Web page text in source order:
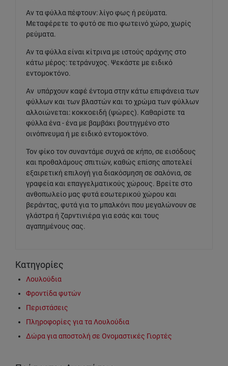
Αν τα φύλλα πέφτουν: λίγο φως ή ρεύματα.
Μεταφέρετε το φυτό σε πιο φωτεινό χώρο, χωρίς
ρεύματα.
Αν τα φύλλα είναι κίτρινα με ιστούς αράχνης στο
κάτω μέρος: τετράνυχος. Ψεκάστε με ειδικό
εντομοκτόνο.
Αν υπάρχουν καφέ έντομα στην κάτω επιφάνεια των
φύλλων και των βλαστών και το χρώμα των φύλλων
αλλοιώνεται: κοκκοειδή (ψώρες). Καθαρίστε τα
φύλλα ένα - ένα με βαμβάκι βουτηγμένο στο
οινόπνευμα ή με ειδικό εντομοκτόνο.
Τον φίκο τον συναντάμε συχνά σε κήπο, σε εισόδους
και προθαλάμους σπιτιών, καθώς επίσης αποτελεί
εξαιρετική επιλογή για διακόσμηση σε σαλόνια, σε
γραφεία και επαγγελματικούς χώρους. Βρείτε στο
ανθοπωλείο μας φυτά εσωτερικού χώρου και
βεράντας, φυτά για το μπαλκόνι που μεγαλώνουν σε
γλάστρα ή ζαρντινιέρα για εσάς και τους
αγαπημένους σας.
Κατηγορίες
Λουλούδια
Φροντίδα φυτών
Περιστάσεις
Πληροφορίες για τα Λουλούδια
Δώρα για αποστολή σε Ονομαστικές Γιορτές